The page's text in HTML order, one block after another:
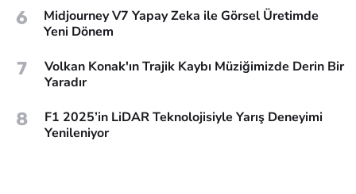
6
Midjourney V7 Yapay Zeka ile Görsel Üretimde
Yeni Dönem
7
Volkan Konak'ın Trajik Kaybı Müziğimizde Derin Bir
Yaradır
8
F1 2025’in LiDAR Teknolojisiyle Yarış Deneyimi
Yenileniyor